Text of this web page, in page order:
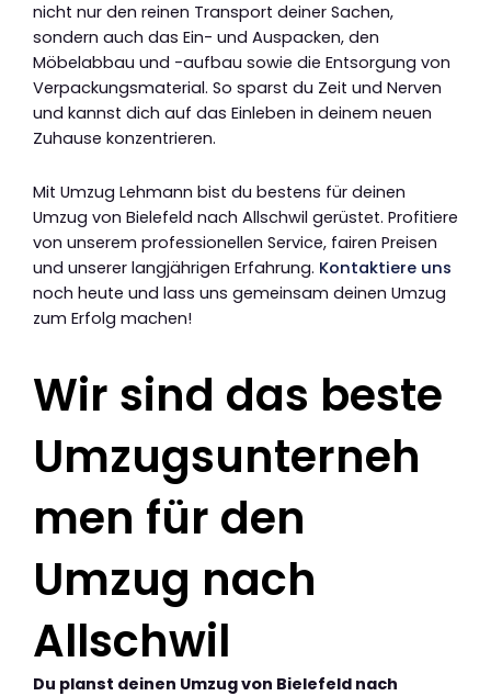
nicht nur den reinen Transport deiner Sachen,
sondern auch das Ein- und Auspacken, den
Möbelabbau und -aufbau sowie die Entsorgung von
Verpackungsmaterial. So sparst du Zeit und Nerven
und kannst dich auf das Einleben in deinem neuen
Zuhause konzentrieren.
Mit Umzug Lehmann bist du bestens für deinen
Umzug von Bielefeld nach Allschwil gerüstet. Profitiere
von unserem professionellen Service, fairen Preisen
und unserer langjährigen Erfahrung. Kontaktiere uns
noch heute und lass uns gemeinsam deinen Umzug
zum Erfolg machen!
Wir sind das beste
Umzugsunterneh
men für den
Umzug nach
Allschwil
Du planst deinen Umzug von Bielefeld nach